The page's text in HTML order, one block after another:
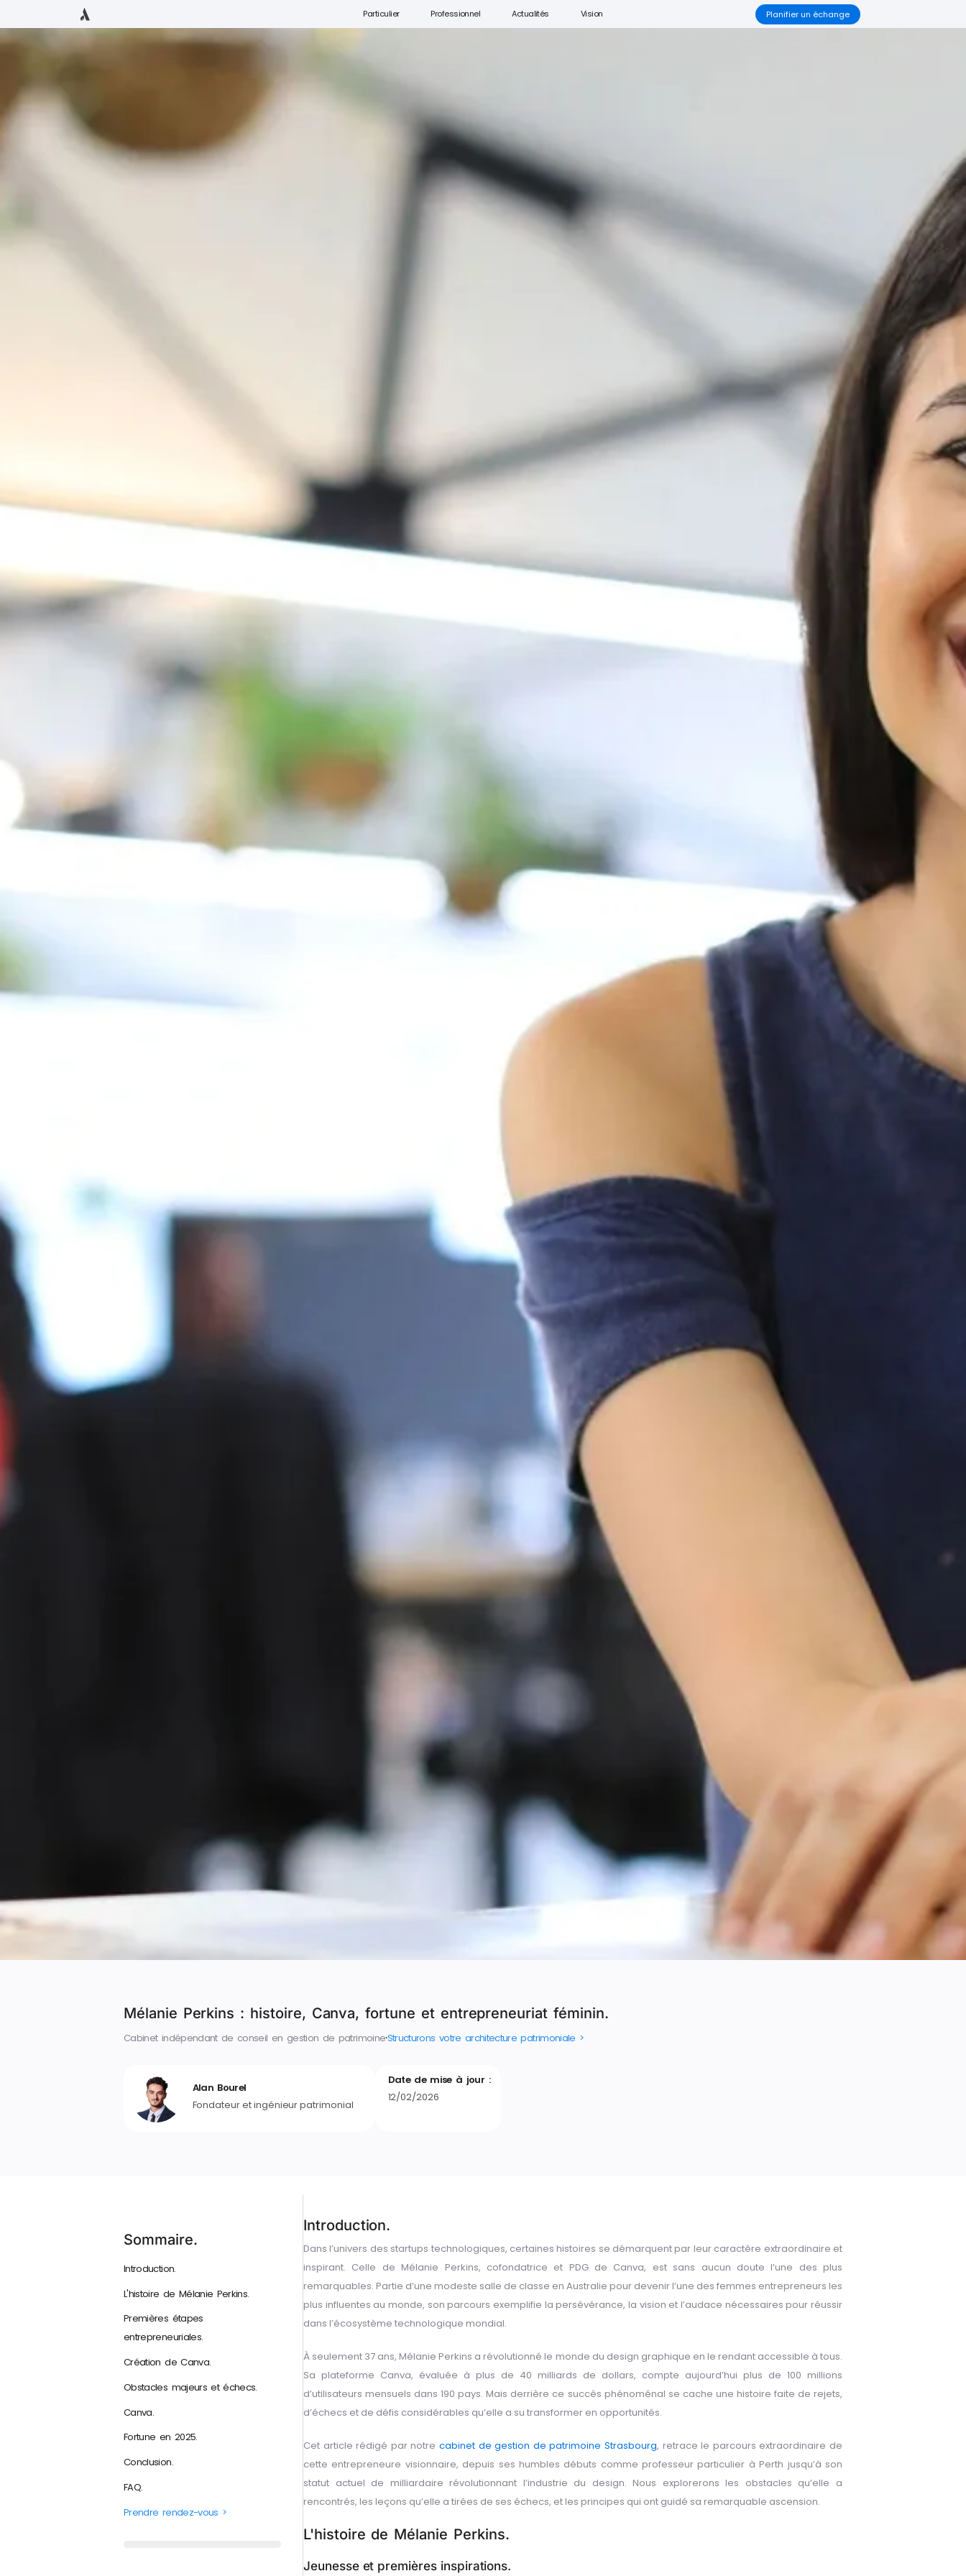
Particulier Professionnel Actualités Vision Planifier un échange
Mélanie Perkins : histoire, Canva, fortune et entrepreneuriat féminin.
Cabinet indépendant de conseil en gestion de patrimoine⸱Structurons votre architecture patrimoniale >
Alan Bourel
Fondateur et ingénieur patrimonial
Date de mise à jour :
12/02/2026
Sommaire.
Introduction.
L'histoire de Mélanie Perkins.
Premières étapes
entrepreneuriales.
Création de Canva.
Obstacles majeurs et échecs.
Canva.
Fortune en 2025.
Conclusion.
FAQ.
Prendre rendez-vous >
Introduction.
Dans l’univers des startups technologiques, certaines histoires se démarquent par leur caractère extraordinaire et
inspirant. Celle de Mélanie Perkins, cofondatrice et PDG de Canva, est sans aucun doute l’une des plus
remarquables. Partie d’une modeste salle de classe en Australie pour devenir l’une des femmes entrepreneurs les
plus influentes au monde, son parcours exemplifie la persévérance, la vision et l’audace nécessaires pour réussir
dans l’écosystème technologique mondial.
À seulement 37 ans, Mélanie Perkins a révolutionné le monde du design graphique en le rendant accessible à tous.
Sa plateforme Canva, évaluée à plus de 40 milliards de dollars, compte aujourd’hui plus de 100 millions
d’utilisateurs mensuels dans 190 pays. Mais derrière ce succès phénoménal se cache une histoire faite de rejets,
d’échecs et de défis considérables qu’elle a su transformer en opportunités.
Cet article rédigé par notre cabinet de gestion de patrimoine Strasbourg, retrace le parcours extraordinaire de
cette entrepreneure visionnaire, depuis ses humbles débuts comme professeur particulier à Perth jusqu’à son
statut actuel de milliardaire révolutionnant l’industrie du design. Nous explorerons les obstacles qu’elle a
rencontrés, les leçons qu’elle a tirées de ses échecs, et les principes qui ont guidé sa remarquable ascension.
L'histoire de Mélanie Perkins.
Jeunesse et premières inspirations.